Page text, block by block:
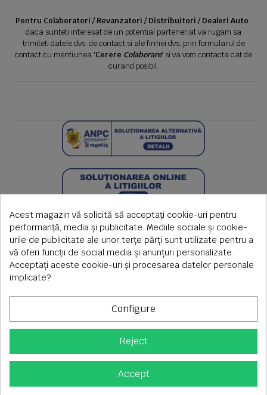
Pentru Colaboratori / Revanzatori / Distribuitori / Dealeri Auto :
daca sunteti interesat de un potential parteneriat va rugam sa
trimiteti datele dvs. de contact si ale firmei dvs. prin formularul de
contact cu mentiunea 'Cerere Colaborare' si va vom contacta cat de
curand posibil.
Copyright © 2026 S.C. Rimi S.R.L. , Reg.Com: J1992000639351,
CUI: RO1824566
Tel fix: 0256-275 273 mobil: 0720 699 655 ,
Acest magazin vă solicită să acceptați cookie-uri pentru
performanță, media și publicitate. Mediile sociale și cookie-
urile de publicitate ale unor terțe părți sunt utilizate pentru a
vă oferi funcții de social media și anunțuri personalizate.
Acceptați aceste cookie-uri și procesarea datelor personale
implicate?
Configure
Reject
Accept